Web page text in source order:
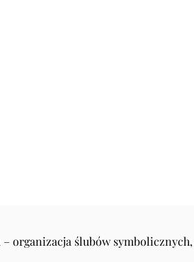
organizacja ślubów